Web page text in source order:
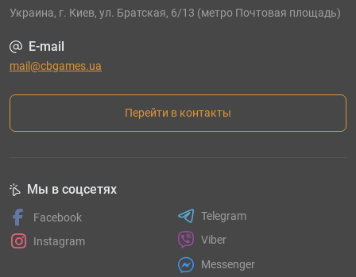
Украина, г. Киев, ул. Братская, 6/13 (метро Почтовая площадь)
E-mail
mail@cbgames.ua
Перейти в контакты
Мы в соцсетях
Facebook
Instagram
Telegram
Viber
Messenger